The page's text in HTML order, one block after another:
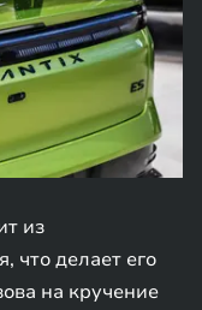
из
что делает его
на кручение